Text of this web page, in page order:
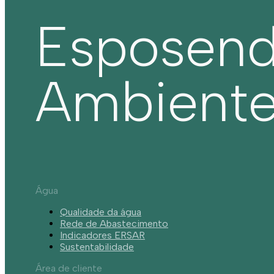
Água
Qualidade da água
Rede de Abastecimento
Indicadores ERSAR
Sustentabilidade
Área de cliente